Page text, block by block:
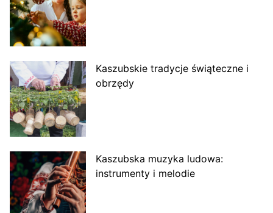
Kaszubskie tradycje świąteczne i
obrzędy
Kaszubska muzyka ludowa:
instrumenty i melodie